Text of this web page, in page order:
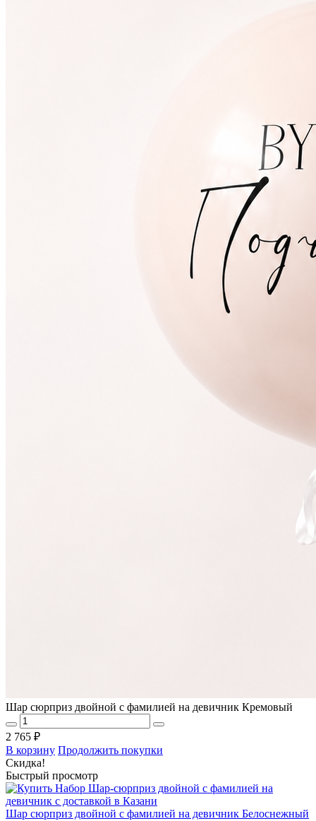
Шар сюрприз двойной с фамилией на девичник Кремовый
2 765 ₽
В корзину Продолжить покупки
Скидка!
Быстрый просмотр
Шар сюрприз двойной с фамилией на девичник Белоснежный